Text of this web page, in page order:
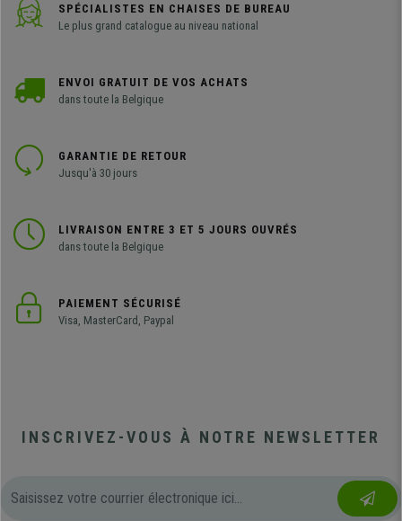
SPÉCIALISTES EN CHAISES DE BUREAU
Le plus grand catalogue au niveau national
ENVOI GRATUIT DE VOS ACHATS
dans toute la Belgique
GARANTIE DE RETOUR
Jusqu'à 30 jours
LIVRAISON ENTRE 3 ET 5 JOURS OUVRÉS
dans toute la Belgique
PAIEMENT SÉCURISÉ
Visa, MasterCard, Paypal
INSCRIVEZ-VOUS À NOTRE NEWSLETTER